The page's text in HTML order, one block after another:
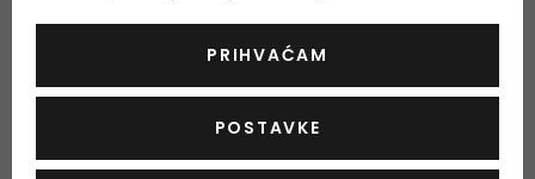
Dermatologist Solutions
na specifične probleme kože poput starenja i akni.
Kiehl'sizrađeni su od najučinkovitijih
prirodnih sastojaka
PRIHVAĆAM
POSTAVKE